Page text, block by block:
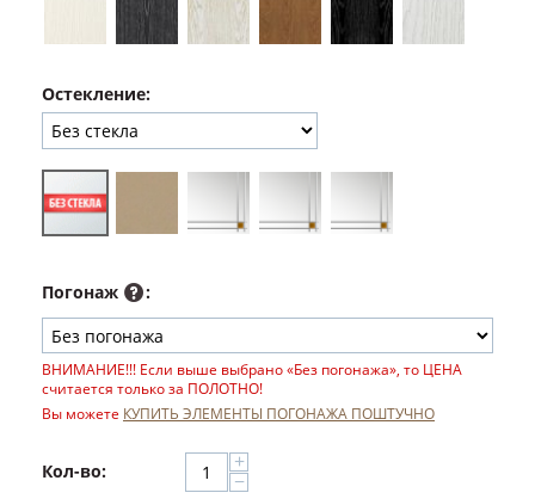
Остекление:
Погонаж :
ВНИМАНИЕ!!! Если выше выбрано «Без погонажа», то ЦЕНА
считается только за ПОЛОТНО!
Вы можете КУПИТЬ ЭЛЕМЕНТЫ ПОГОНАЖА ПОШТУЧНО
Кол-во: +
−